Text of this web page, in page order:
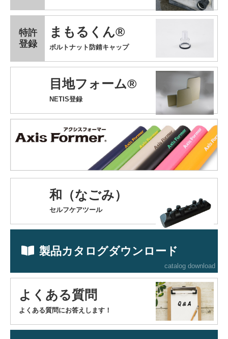
まもるくん®
特許
登録
ボルトナット防錆キャップ
目地フォーム®
NETIS登録
和（なごみ）
セルフケアツール
製品カタログダウンロード
catalog download
よくある質問
よくある質問にお答えします！